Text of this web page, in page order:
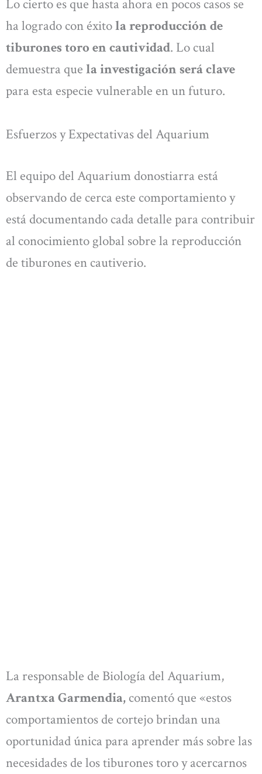
Lo cierto es que hasta ahora en pocos casos se
ha logrado con éxitola reproducción de
tiburones toro en cautividad. Lo cual
demuestra que la investigación será clave
para esta especie vulnerable en un futuro.
Esfuerzos y Expectativas del Aquarium
El equipo del Aquarium donostiarra está
observando de cerca este comportamiento y
está documentando cada detalle para contribuir
al conocimiento global sobre la reproducción
de tiburones en cautiverio.
La responsable de Biología del Aquarium,
Arantxa Garmendia, comentó que «estos
comportamientos de cortejo brindan una
oportunidad única para aprender más sobre las
necesidades de los tiburones toro y acercarnos